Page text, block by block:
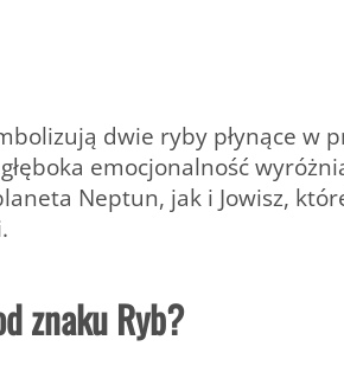
dwie ryby płynące w
emocjonalność
Neptun, jak i Jowisz,
znaku Ryb?